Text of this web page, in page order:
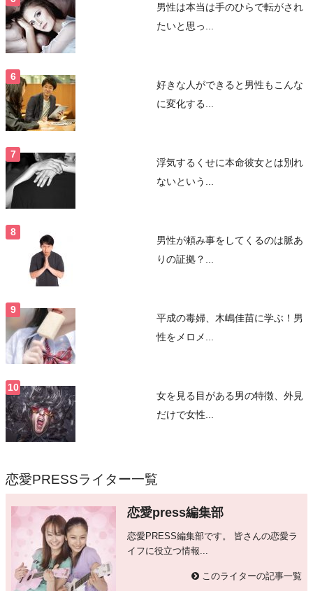
男性は本当は手のひらで転がされ
たいと思っ...
好きな人ができると男性もこんな
に変化する...
浮気するくせに本命彼女とは別れ
ないという...
男性が頼み事をしてくるのは脈あ
りの証拠？...
平成の毒婦、木嶋佳苗に学ぶ！男
性をメロメ...
女を見る目がある男の特徴、外見
だけで女性...
恋愛PRESSライター一覧
恋愛press編集部
恋愛PRESS編集部です。 皆さんの恋愛ラ
イフに役立つ情報...
このライターの記事一覧